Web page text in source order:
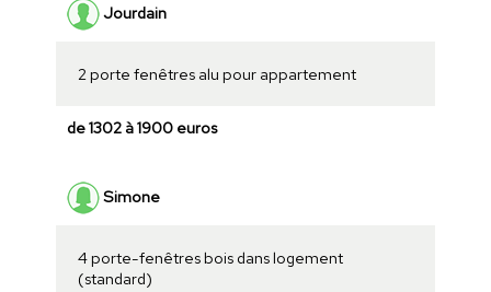
Jourdain
2 porte fenêtres alu pour appartement
de 1302 à 1900 euros
Simone
4 porte-fenêtres bois dans logement
(standard)